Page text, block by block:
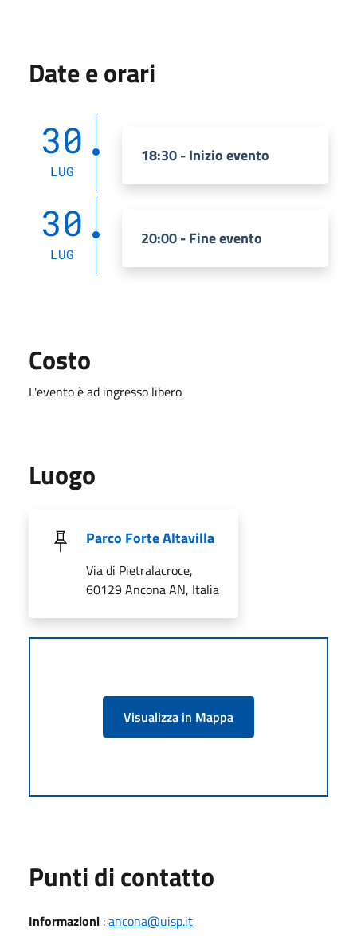
Date e orari
30
LUG
18:30 - Inizio evento
30
LUG
20:00 - Fine evento
Costo
L'evento è ad ingresso libero
Luogo
Parco Forte Altavilla
Via di Pietralacroce,
60129 Ancona AN, Italia
Visualizza in Mappa
Punti di contatto
Informazioni :ancona@uisp.it